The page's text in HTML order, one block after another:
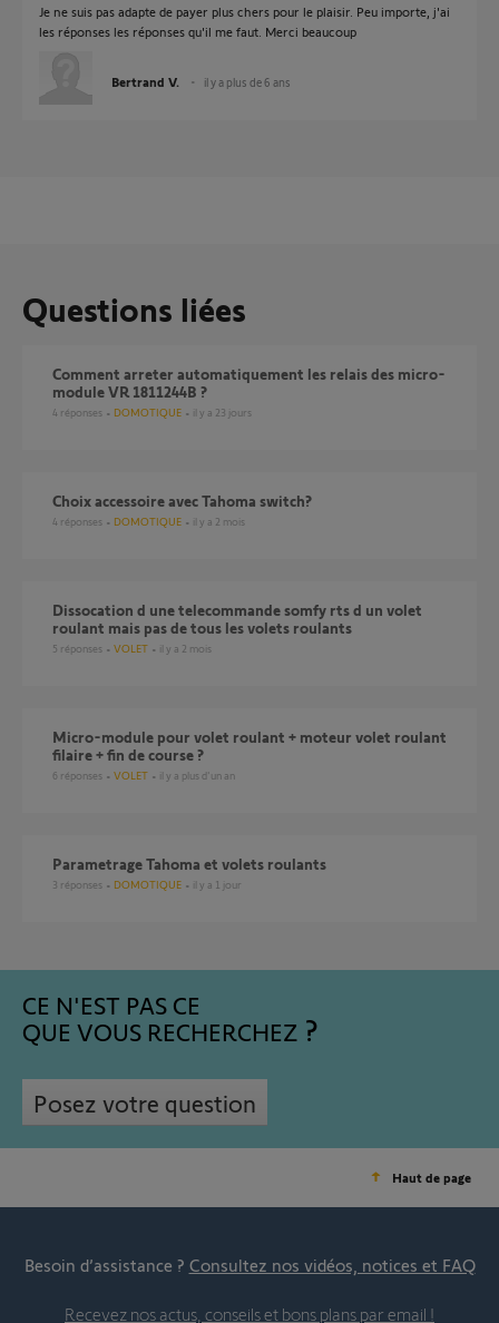
Je ne suis pas adapte de payer plus chers pour le plaisir. Peu importe, j'ai
les réponses les réponses qu'il me faut. Merci beaucoup
Bertrand V. il y a plus de 6 ans
Questions liées
Comment arreter automatiquement les relais des micro-
module VR 1811244B ?
4 réponses DOMOTIQUE il y a 23 jours
Choix accessoire avec Tahoma switch?
4 réponses DOMOTIQUE il y a 2 mois
dissocation d une telecommande somfy rts d un volet
roulant mais pas de tous les volets roulants
5 réponses VOLET il y a 2 mois
Micro-module pour volet roulant + moteur volet roulant
filaire + fin de course ?
6 réponses VOLET il y a plus d'un an
Parametrage Tahoma et volets roulants
3 réponses DOMOTIQUE il y a 1 jour
CE N'EST PAS CE
QUE VOUS RECHERCHEZ
Posez votre question
Haut de page
Besoin d’assistance ? Consultez nos vidéos, notices et FAQ
Recevez nos actus, conseils et bons plans par email !